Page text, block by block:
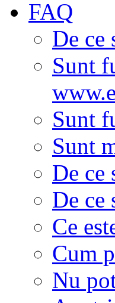
FAQ
De ce
Sunt
Sunt
Sunt
De ce
De ce
Ce
Cum
Nu